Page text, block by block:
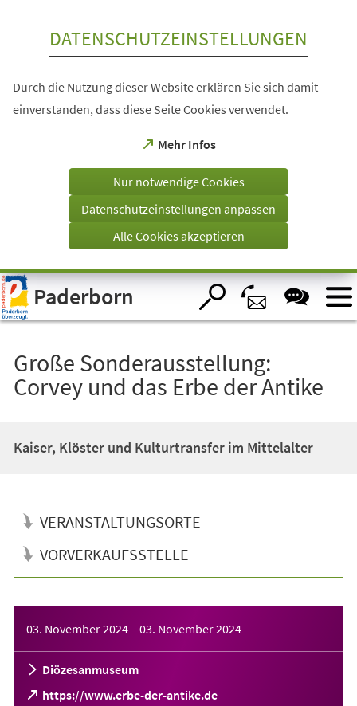
Visuelle
Assistenzsoftware
öffnen.
DATENSCHUTZEINSTELLUNGEN
Durch die Nutzung dieser Website erklären Sie sich damit
einverstanden, dass diese Seite Cookies verwendet.
Mehr Infos
(Öffnet
einem
Tab)
Nur notwendige Cookies
Datenschutzeinstellungen anpassen
Alle Cookies akzeptieren
Paderborn
Große Sonderausstellung:
Corvey und das Erbe der Antike
Kaiser, Klöster und Kulturtransfer im Mittelalter
VERANSTALTUNGSORTE
VORVERKAUFSSTELLE
03. November 2024– 03. November 2024
Diözesanmuseum
https://www.erbe-der-antike.de
(Öffnet